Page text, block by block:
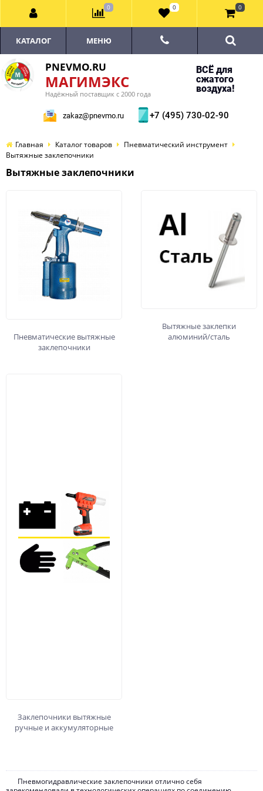
PNEVMO.RU
МАГИМЭКС
Надёжный поставщик с 2000 года
ВСЁ для
сжатого
воздуха!
zakaz@pnevmo.ru +7 (495) 730-02-90
КАТАЛОГ МЕНЮ
Главная Каталог товаров
Пневматический инструмент
Вытяжные заклепочники
Вытяжные заклепочники
Пневматические вытяжные
заклепочники
Вытяжные заклепки
алюминий/сталь
Заклепочники вытяжные
ручные и аккумуляторные
Пневмогидравлические заклепочники отлично себя
0 0 0